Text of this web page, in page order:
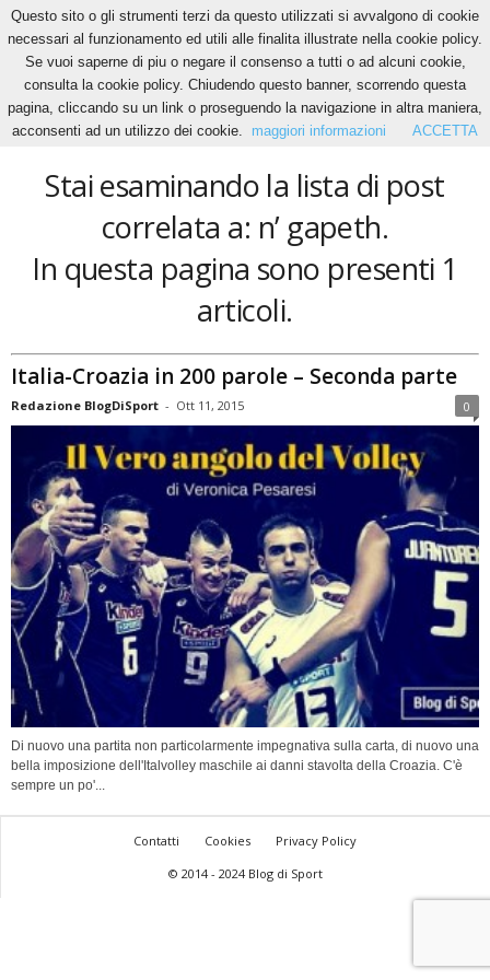
Home Tags N’ gapeth
n’ gapeth
Stai esaminando la lista di post
correlata a: n’ gapeth.
In questa pagina sono presenti 1
articoli.
Italia-Croazia in 200 parole – Seconda parte
Redazione BlogDiSport - Ott 11, 2015 0
Di nuovo una partita non particolarmente impegnativa sulla carta, di nuovo una
bella imposizione dell'Italvolley maschile ai danni stavolta della Croazia. C'è
sempre un po'...
Contatti Cookies
Privacy Policy
© 2014 - 2024 Blog di Sport
Questo sito o gli strumenti terzi da questo utilizzati si avvalgono di cookie
necessari al funzionamento ed utili alle finalita illustrate nella cookie policy.
Se vuoi saperne di piu o negare il consenso a tutti o ad alcuni cookie,
consulta la cookie policy. Chiudendo questo banner, scorrendo questa
pagina, cliccando su un link o proseguendo la navigazione in altra maniera,
acconsenti ad un utilizzo dei cookie.
maggiori informazioni ACCETTA